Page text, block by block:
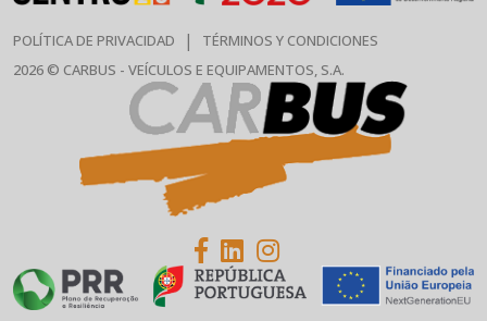
POLÍTICA DE PRIVACIDAD |
TÉRMINOS Y CONDICIONES
2026 © CARBUS - VEÍCULOS E EQUIPAMENTOS, S.A.